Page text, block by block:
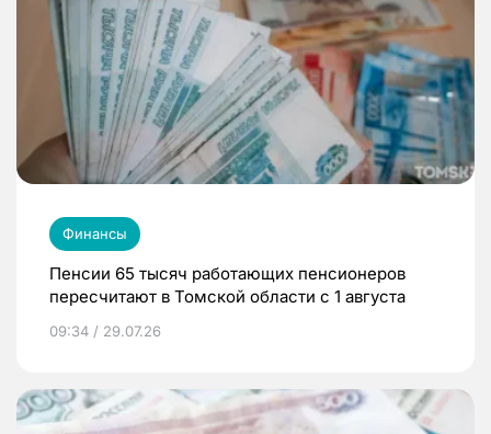
Финансы
Пенсии 65 тысяч работающих пенсионеров
пересчитают в Томской области с 1 августа
09:34 / 29.07.26